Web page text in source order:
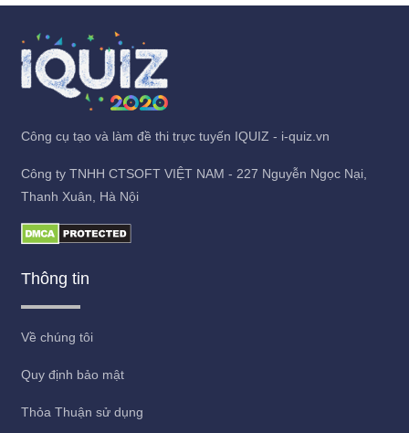
Công cụ tạo và làm đề thi trực tuyến IQUIZ - i-quiz.vn
Công ty TNHH CTSOFT VIỆT NAM - 227 Nguyễn Ngọc Nại,
Thanh Xuân, Hà Nội
Thông tin
Về chúng tôi
Quy định bảo mật
Thỏa Thuận sử dụng